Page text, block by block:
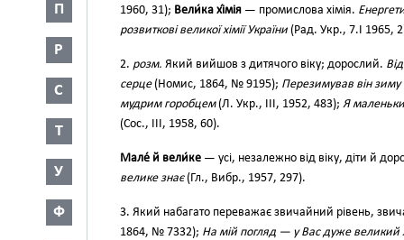
П
Р
С
Т
У
Ф
1960, 31); Вели́ка хі́мія — промислова хімія.
розвиткові великої хімії України (Рад. Укр., 7.І 1965,
2. розм. Який вийшов з дитячого віку; дорослий.
серце(Номис, 1864, № 9195); Перезимував він
мудрим горобцем(Л. Укр., III, 1952, 483); Я
(Сос., III, 1958, 60).
Мале́ й вели́ке — усі, незалежно від віку, діти й
велике знає(Гл., Вибр., 1957, 297).
3. Який набагато переважає звичайний рівень,
1864, № 7332); На мій погляд — у Вас дуже великий